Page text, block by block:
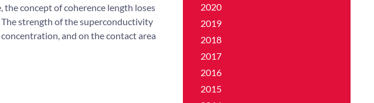
concept of coherence length loses
strength of the superconductivity
and on the contact area
2020
2019
2018
2017
2016
2015